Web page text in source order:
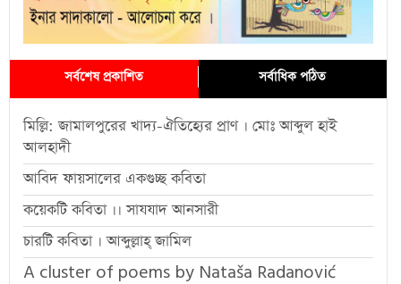
সর্বশেষ প্রকাশিত সর্বাধিক পঠিত
মিল্লি: জামালপুরের খাদ্য-ঐতিহ্যের প্রাণ । মোঃ আব্দুল হাই
আলহাদী
আবিদ ফায়সালের একগুচ্ছ কবিতা
কয়েকটি কবিতা ।। সাযযাদ আনসারী
চারটি কবিতা । আব্দুল্লাহ্ জামিল
A cluster of poems by Nataša Radanović